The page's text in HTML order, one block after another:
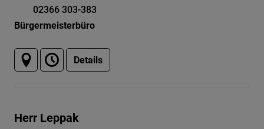
02366 303-383
Bürgermeisterbüro
Details
Herr Leppak